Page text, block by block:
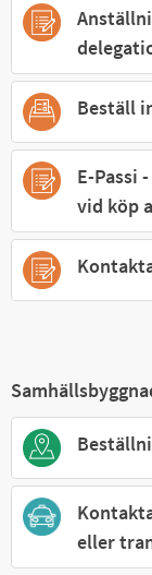
Beställ
E-Passi
vid köp
eller